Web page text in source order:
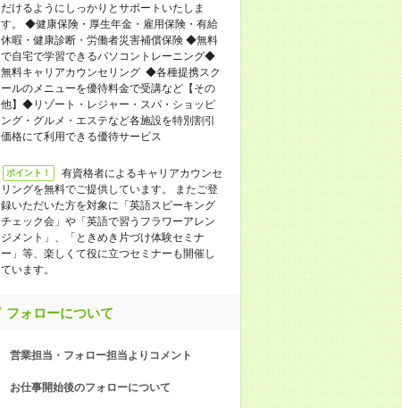
だけるようにしっかりとサポートいたしま
す。 ◆健康保険・厚生年金・雇用保険・有給
休暇・健康診断・労働者災害補償保険 ◆無料
で自宅で学習できるパソコントレーニング◆
無料キャリアカウンセリング ◆各種提携スク
ールのメニューを優待料金で受講など【その
他】◆リゾート・レジャー・スパ・ショッピ
ング・グルメ・エステなど各施設を特別割引
価格にて利用できる優待サービス
ポイント！
有資格者によるキャリアカウンセ
リングを無料でご提供しています。 またご登
録いただいた方を対象に「英語スピーキング
チェック会」や「英語で習うフラワーアレン
ジメント」、「ときめき片づけ体験セミナ
ー」等、楽しくて役に立つセミナーも開催し
ています。
フォローについて
営業担当・フォロー担当よりコメント
お仕事開始後のフォローについて